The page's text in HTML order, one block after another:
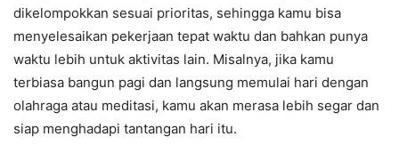
dikelompokkan sesuai prioritas, sehingga kamu bisa
menyelesaikan pekerjaan tepat waktu dan bahkan punya
waktu lebih untuk aktivitas lain. Misalnya, jika kamu
terbiasa bangun pagi dan langsung memulai hari dengan
olahraga atau meditasi, kamu akan merasa lebih segar dan
siap menghadapi tantangan hari itu.